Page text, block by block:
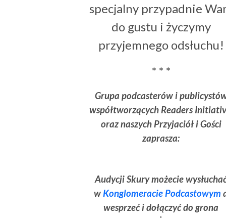
specjalny przypadnie
do gustu i życzymy
przyjemnego odsłuchu!
* * *
Grupa podcasterów i
współtworzących Readers
oraz naszych Przyjaciół i Gości
zaprasza:
Audycji Skury możecie
wKonglomeracie Podcastowym
wesprzeć i dołączyć do grona